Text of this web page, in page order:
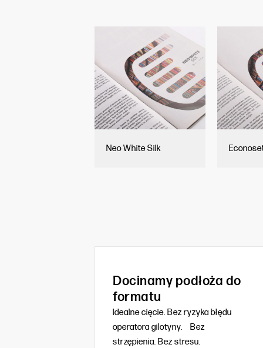
Neo White Silk
Docinamy podłoża do
formatu
Idealne cięcie. Bez ryzyka błędu
operatora gilotyny. Bez
strzępienia. Bez stresu.